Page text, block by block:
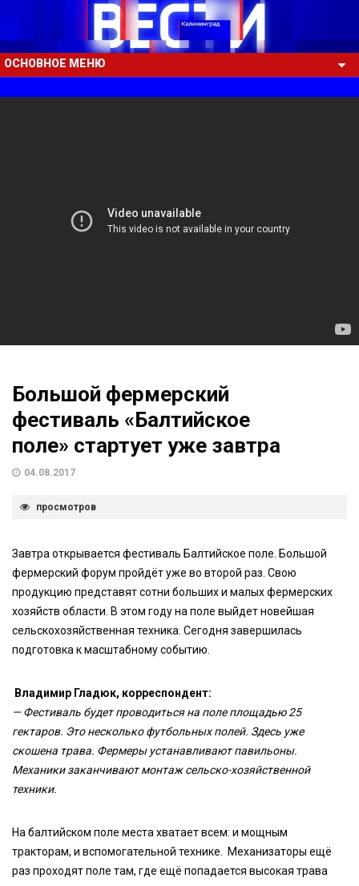
ОСНОВНОЕ МЕНЮ
Большой фермерский
фестиваль «Балтийское
поле» стартует уже завтра
04.08.2017
просмотров
Завтра открывается фестиваль Балтийское поле. Большой
фермерский форум пройдёт уже во второй раз. Свою
продукцию представят сотни больших и малых фермерских
хозяйств области. В этом году на поле выйдет новейшая
сельскохозяйственная техника. Сегодня завершилась
подготовка к масштабному событию.
Владимир Гладюк, корреспондент:
— Фестиваль будет проводиться на поле площадью 25
гектаров. Это несколько футбольных полей. Здесь уже
скошена трава. Фермеры устанавливают павильоны.
Механики заканчивают монтаж сельско-хозяйственной
техники.
На балтийском поле места хватает всем: и мощным
тракторам, и вспомогательной технике. Механизаторы ещё
раз проходят поле там, где ещё попадается высокая трава